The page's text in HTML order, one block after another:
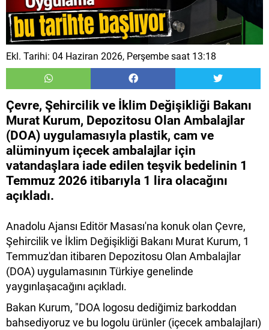
Ekl. Tarihi: 04 Haziran 2026, Perşembe saat 13:18
Çevre, Şehircilik ve İklim Değişikliği Bakanı
Murat Kurum, Depozitosu Olan Ambalajlar
(DOA) uygulamasıyla plastik, cam ve
alüminyum içecek ambalajlar için
vatandaşlara iade edilen teşvik bedelinin 1
Temmuz 2026 itibarıyla 1 lira olacağını
açıkladı.
Anadolu Ajansı Editör Masası'na konuk olan Çevre,
Şehircilik ve İklim Değişikliği Bakanı Murat Kurum, 1
Temmuz'dan itibaren Depozitosu Olan Ambalajlar
(DOA) uygulamasının Türkiye genelinde
yaygınlaşacağını açıkladı.
Bakan Kurum, "DOA logosu dediğimiz barkoddan
bahsediyoruz ve bu logolu ürünler (içecek ambalajları)